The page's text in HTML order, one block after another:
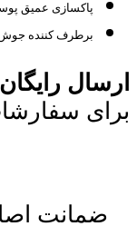
پاکسازی عمیق
برطرف کننده
ارسال رایگان
برای
ضمانت